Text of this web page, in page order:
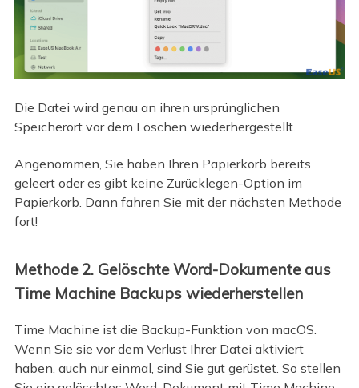
Die Datei wird genau an ihren ursprünglichen
Speicherort vor dem Löschen wiederhergestellt.
Angenommen, Sie haben Ihren Papierkorb bereits
geleert oder es gibt keine Zurücklegen-Option im
Papierkorb. Dann fahren Sie mit der nächsten Methode
fort!
Methode 2. Gelöschte Word-Dokumente aus
Time Machine Backups wiederherstellen
Time Machine ist die Backup-Funktion von macOS.
Wenn Sie sie vor dem Verlust Ihrer Datei aktiviert
haben, auch nur einmal, sind Sie gut gerüstet. So stellen